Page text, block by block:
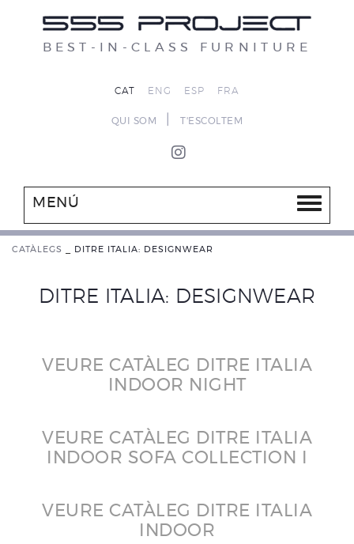
BEST-IN-CLASS FURNITURE
CAT ENG ESP FRA
QUI SOM T'ESCOLTEM
MENÚ
CATÀLEGS DITRE ITALIA: DESIGNWEAR
DITRE ITALIA: DESIGNWEAR
VEURE CATÀLEG DITRE ITALIA
INDOOR NIGHT
VEURE CATÀLEG DITRE ITALIA
INDOOR SOFA COLLECTION I
VEURE CATÀLEG DITRE ITALIA
INDOOR